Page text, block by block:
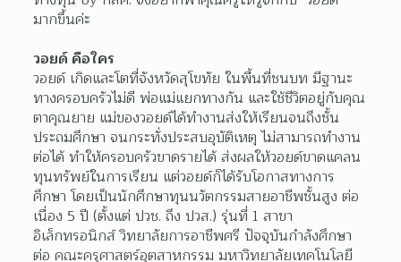
มากขึ้นค่ะ
วอยด์ คือใคร
วอยด์ เกิดและโตที่จังหวัดสุโขทัย ในพื้นที่ชนบท มีฐานะ
ทางครอบครัวไม่ดี พ่อแม่แยกทางกัน และใช้ชีวิตอยู่กับคุณ
ตาคุณยาย แม่ของวอยด์ได้ทำงานส่งให้เรียนจนถึงชั้น
ประถมศึกษา จนกระทั่งประสบอุบัติเหตุ ไม่สามารถทำงาน
ต่อได้ ทำให้ครอบครัวขาดรายได้ ส่งผลให้วอยด์ขาดแคลน
ทุนทรัพย์ในการเรียน แต่วอยด์ก็ได้รับโอกาสทางการ
ศึกษา โดยเป็นนักศึกษาทุนนวัตกรรมสายอาชีพชั้นสูง ต่อ
เนื่อง 5 ปี (ตั้งแต่ ปวช. ถึง ปวส.) รุ่นที่ 1 สาขา
อิเล็กทรอนิกส์ วิทยาลัยการอาชีพศรี ปัจจุบันกำลังศึกษา
ต่อ คณะครุศาสตร์อุตสาหกรรม มหาวิทยาลัยเทคโนโลยี